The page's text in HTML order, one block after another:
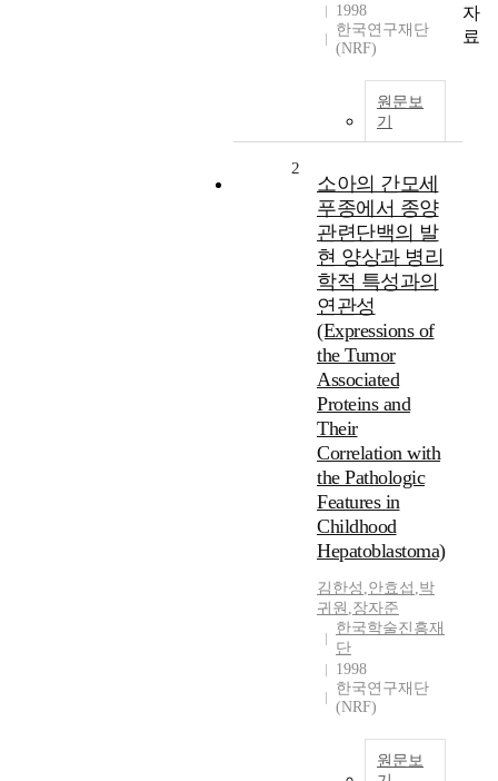
1998
한국연구재단
(NRF)
원문보
기
2
소아의 간모세
푸종에서 종양
관련단백의 발
현 양상과 병리
학적 특성과의
연관성
(Expressions of
the Tumor
Associated
Proteins and
Their
Correlation with
the Pathologic
Features in
Childhood
Hepatoblastoma)
김한성 ,안효섭 ,박
귀원 ,장자준
한국학술진흥재
단
1998
한국연구재단
(NRF)
원문보
자
료